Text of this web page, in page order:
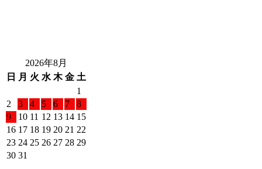
2026年8月
日
月 火 水 木 金 土
1
2
3 4 5 6 7
8
9
10 11 12 13 14 15
16 17 18 19 20 21 22
23 24 25 26 27 28 29
30 31